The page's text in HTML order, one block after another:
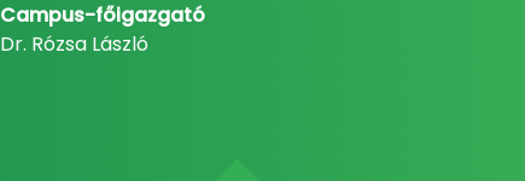
Campus-főigazgató
Dr. Rózsa László